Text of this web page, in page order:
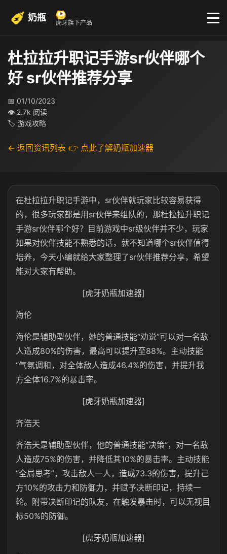
奶瓶 虎牙旗下产品
杜拉拉升职记手游sr伙伴哪个
好 sr伙伴推荐分享
📅 01/10/2023
👁 2.7k 阅读
🏷 游戏攻略
← 返回资讯列表 👉 点此了解奶瓶加速器
在杜拉拉升职记手游中，sr伙伴就玩家比较容易获得
的，很多玩家都是用sr伙伴来组队的，那杜拉拉升职记
手游sr伙伴哪个好？目前游戏中sr级伙伴并不少，玩家
如果对伙伴技能不熟悉的话，就不知道哪个sr伙伴值得
培养，今天小编就给大家整理了sr伙伴推荐分享，希望
能对大家有帮助。
[虎牙奶瓶加速器]
海伦
海伦是辅助型伙伴，她的普通技能“劝说”可以对一名敌
人造成80%的伤害，最高可以提升至88%。主动技能
“气氛调和，对全体敌人造成46.4%的伤害，并提升我
方全体16.7%的暴击率。
[虎牙奶瓶加速器]
齐浩天
齐浩天是辅助型伙伴，他的普通技能“决策”，对一名敌
人造成75%的伤害，并降低其10%的暴击率。主动技能
“全局思考”，攻击敌人一人，造成73.3的伤害，提升己
方10%的攻击力和防御力，并赋予决断印记，持续一
轮。附带决断印记的队友，在触发暴击时，可以无视目
标50%的防御。
[虎牙奶瓶加速器]